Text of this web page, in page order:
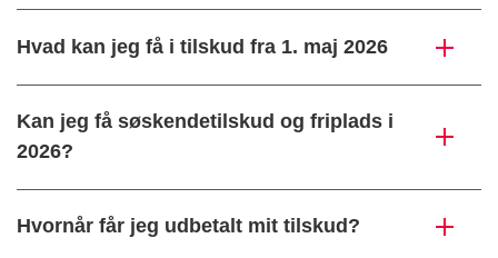
Hvad kan jeg få i tilskud fra 1. maj 2026
Kan jeg få søskendetilskud og friplads i
2026?
Hvornår får jeg udbetalt mit tilskud?